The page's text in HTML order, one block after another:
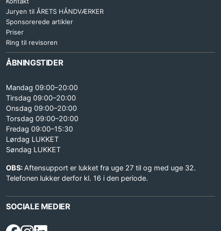
Juryen til ÅRETS HÅNDVÆRKER
Sponsorerede artikler
Priser
Ring til revisoren
ÅBNINGSTIDER
Mandag 09:00–20:00
Tirsdag 09:00–20:00
Onsdag 09:00–20:00
Torsdag 09:00–20:00
Fredag 09:00–15:30
Lørdag LUKKET
Søndag LUKKET
OBS: Aftensupport er lukket fra uge 27 til og med uge 32.
Telefonen lukker derfor kl. 16 i den periode.
SOCIALE MEDIER